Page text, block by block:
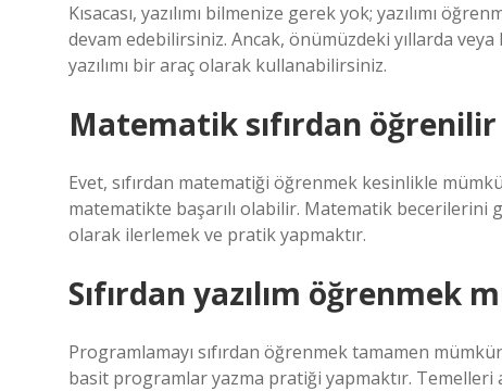
Kısacası, yazılımı bilmenize gerek yok; yazılımı
devam edebilirsiniz. Ancak, önümüzdeki yıllarda
yazılımı bir araç olarak kullanabilirsiniz.
Matematik sıfırdan
Evet, sıfırdan matematiği öğrenmek kesinlikle
matematikte başarılı olabilir. Matematik
olarak ilerlemek ve pratik yapmaktır.
Sıfırdan yazılım öğrenmek
Programlamayı sıfırdan öğrenmek tamamen
basit programlar yazma pratiği yapmaktır.